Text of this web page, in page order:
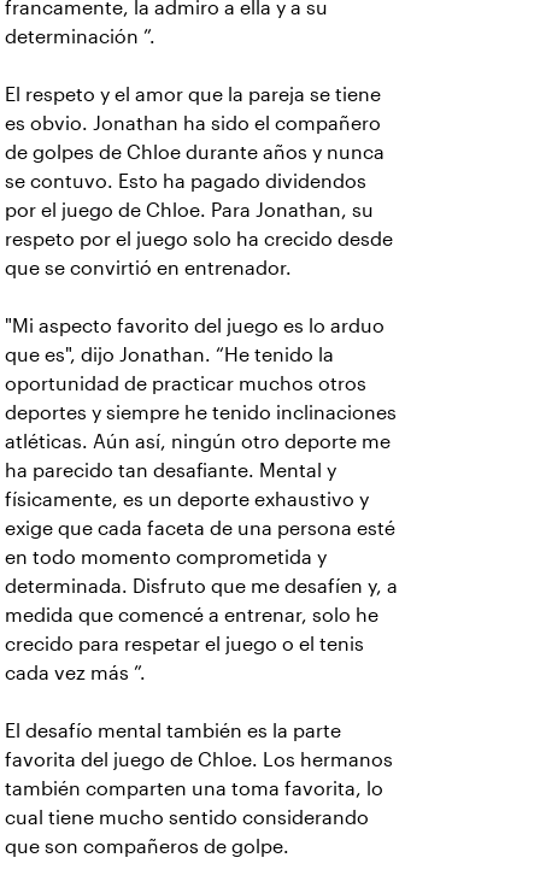
francamente, la admiro a ella y a su
determinación ”.
El respeto y el amor que la pareja se tiene
es obvio. Jonathan ha sido el compañero
de golpes de Chloe durante años y nunca
se contuvo. Esto ha pagado dividendos
por el juego de Chloe. Para Jonathan, su
respeto por el juego solo ha crecido desde
que se convirtió en entrenador.
"Mi aspecto favorito del juego es lo arduo
que es", dijo Jonathan. “He tenido la
oportunidad de practicar muchos otros
deportes y siempre he tenido inclinaciones
atléticas. Aún así, ningún otro deporte me
ha parecido tan desafiante. Mental y
físicamente, es un deporte exhaustivo y
exige que cada faceta de una persona esté
en todo momento comprometida y
determinada. Disfruto que me desafíen y, a
medida que comencé a entrenar, solo he
crecido para respetar el juego o el tenis
cada vez más ”.
El desafío mental también es la parte
favorita del juego de Chloe. Los hermanos
también comparten una toma favorita, lo
cual tiene mucho sentido considerando
que son compañeros de golpe.